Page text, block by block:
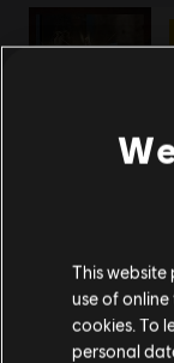
This
use of
cookies. To
personal